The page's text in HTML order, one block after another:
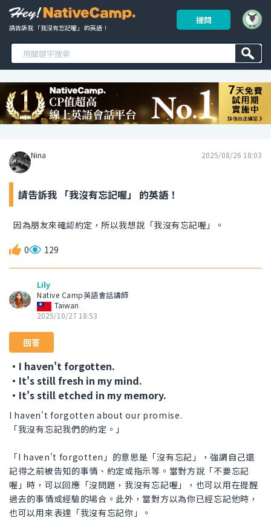
請告訴我 「我沒有忘記喔」 的英語！
提問
Nina 2025/08/26 18:03
請告訴我 「我沒有忘記喔」 的英語！
因為朋友來確認約定，所以我想說「我沒有忘記喔」。
0 129
Lily
Native Camp英語會話講師
Taiwan
2025/10/27 18:53
回答
・I haven't forgotten.
・It's still fresh in my mind.
・It's still etched in my memory.
I haven't forgotten about our promise.
「我沒有忘記我們的約定。」
「I haven't forgotten」的意思是「沒有忘記」，強調自己還
記得之前被告知的事情、約定或指示等。當對方說「不要忘記
喔」時，可以回應「沒問題，我沒有忘記喔」，也可以用在提醒
過去的事情或經驗的場合。此外，當對方以為你已經忘記他時，
也可以用來表達「我沒有忘記你」。